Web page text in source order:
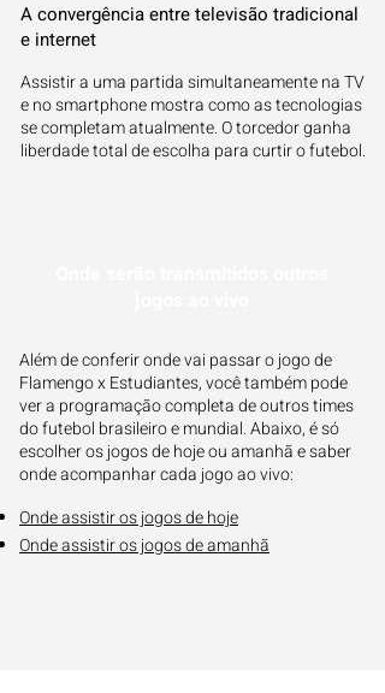
A convergência entre televisão tradicional
e internet
Assistir a uma partida simultaneamente na TV
e no smartphone mostra como as tecnologias
se completam atualmente. O torcedor ganha
liberdade total de escolha para curtir o futebol.
Além de conferir onde vai passar o jogo de
Flamengo x Estudiantes, você também pode
ver a programação completa de outros times
do futebol brasileiro e mundial. Abaixo, é só
escolher os jogos de hoje ou amanhã e saber
onde acompanhar cada jogo ao vivo:
Onde assistir os jogos de hoje
Onde assistir os jogos de amanhã